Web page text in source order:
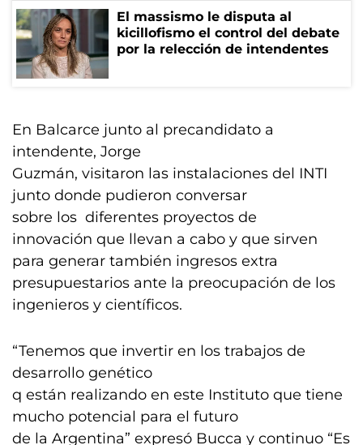
El massismo le disputa al
kicillofismo el control del debate
por la relección de intendentes
En Balcarce junto al precandidato a
intendente, Jorge
Guzmán, visitaron las instalaciones del INTI
junto donde pudieron conversar
sobre los diferentes proyectos de
innovación que llevan a cabo y que sirven
para generar también ingresos extra
presupuestarios ante la preocupación de los
ingenieros y científicos.
“Tenemos que invertir en los trabajos de
desarrollo genético
q están realizando en este Instituto que tiene
mucho potencial para el futuro
de la Argentina” expresó Bucca y continuo “Es